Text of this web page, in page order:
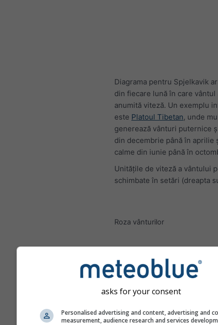
Diagrama pentru Spjelkavik
din fiecare lună în care vântul
anumită viteză. Un exemplu
este Platoul Tibetan, unde
generează vânturi puternice
din decembrie până în aprilie
calme din iunie până în
Unitățile de viteză a vântului
schimbate în setări (dreapta
Roza vânturilor
asks for your consent
Personalised advertising and content, advertising and
measurement, audience research and services